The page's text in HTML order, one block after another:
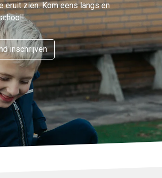
eruit zien. Kom eens langs en
inschrijven